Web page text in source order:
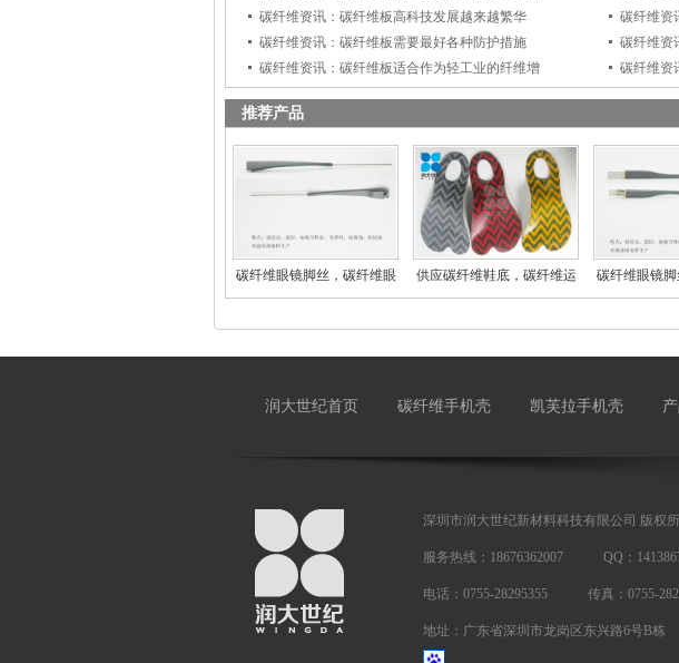
碳纤维资讯：碳纤维板高科技发展越来越繁华
碳纤维资
碳纤维资讯：碳纤维板需要最好各种防护措施
碳纤维资
碳纤维资讯：碳纤维板适合作为轻工业的纤维增
碳纤维资
推荐产品
碳纤维眼镜脚丝，碳纤维眼
镜
供应碳纤维鞋底，碳纤维运
动
碳纤维眼镜
润大世纪首页 碳纤维手机壳 凯芙拉手机壳
深圳市润大世纪新材料科技有限公司 版
服务热线：18676362007 QQ：
电话：0755-28295355 传真：0755-
地址：广东省深圳市龙岗区东兴路6号B栋